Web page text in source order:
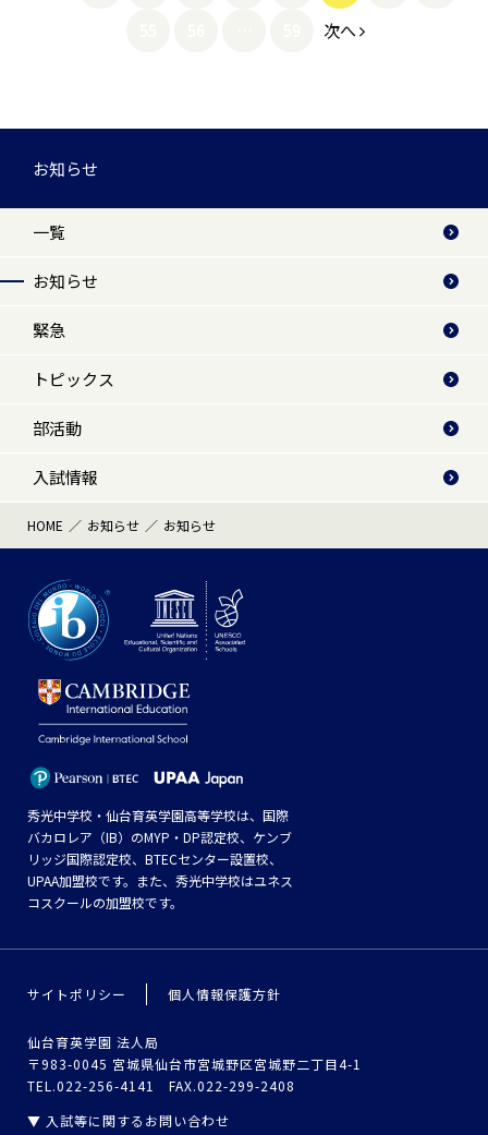
次へ
お知らせ
一覧
お知らせ
緊急
トピックス
部活動
入試情報
HOME お知らせ お知らせ
秀光中学校・仙台育英学園高等学校は、国際
バカロレア（IB）のMYP・DP認定校、ケンブ
リッジ国際認定校、BTECセンター設置校、
UPAA加盟校です。また、秀光中学校はユネス
コスクールの加盟校です。
サイトポリシー 個人情報保護方針
仙台育英学園 法人局
〒983-0045 宮城県仙台市宮城野区宮城野二丁目4-1
TEL.022-256-4141 FAX.022-299-2408
▼ 入試等に関するお問い合わせ